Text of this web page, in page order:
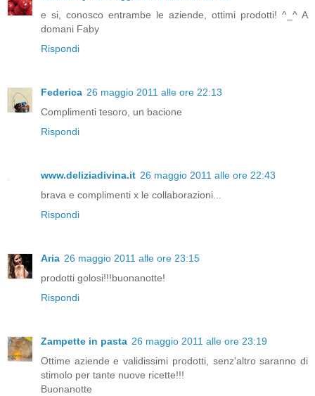
e si, conosco entrambe le aziende, ottimi prodotti! ^_^ A
domani Faby
Rispondi
Federica 26 maggio 2011 alle ore 22:13
Complimenti tesoro, un bacione
Rispondi
www.deliziadivina.it 26 maggio 2011 alle ore 22:43
brava e complimenti x le collaborazioni...
Rispondi
Aria 26 maggio 2011 alle ore 23:15
prodotti golosi!!!buonanotte!
Rispondi
Zampette in pasta 26 maggio 2011 alle ore 23:19
Ottime aziende e validissimi prodotti, senz'altro saranno di
stimolo per tante nuove ricette!!!
Buonanotte